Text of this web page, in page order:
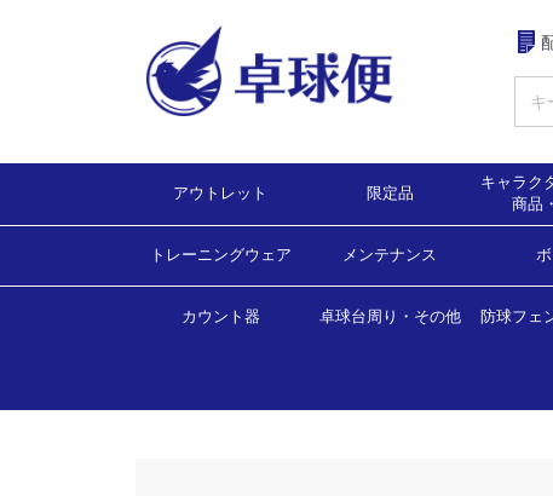
アウトレット
ゲームシャツ ゲームシャツ（
ゲームシャツ（
ゲームシャツ（
ゲームシャツ（
ゲームシャツ（
ゲームシャツ（
ゲームシャツ（
ゲームシャツ（
ゲームパンツ ゲームパンツ（
ゲームパンツ・
シューズ
ラケット
ラバー
バッグ・ラケットケース
ソックス・タオル・バンド
メンテナンス・アクセサリー他
Ｔシャツ
トレーニングウェア
ボール
限定品
ラバー
ラケット
シューズ
バッグ・ラケットケース
Tシャツ
メンテナンス
アクセサリー
ユニフォーム
タオル・ソックス
ボール
キャラク
商品
トレーニングウェア メンテナンス
練習球
試合球
ラー
カウント器 卓球台周り・その他 防球フェ